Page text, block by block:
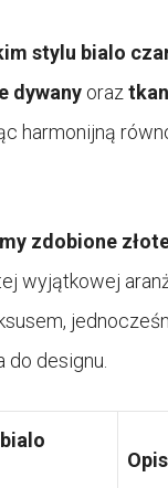
stylu bialo
dywany oraz
harmonijną
zdobione
wyjątkowej
designu.
Opis